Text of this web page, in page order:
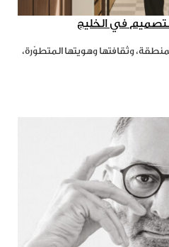
في الخليج
وثقافتها وهويتها المتطوّرة،